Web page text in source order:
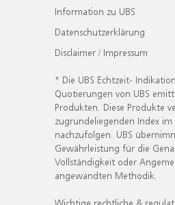
Information zu UBS
Datenschutzerklärung
Disclaimer / Impressum
* Die UBS Echtzeit-
Quotierungen von UBS
Produkten. Diese Produkte
zugrundeliegenden Index im
nachzufolgen. UBS
Gewährleistung für die
Vollständigkeit oder
angewandten Methodik.